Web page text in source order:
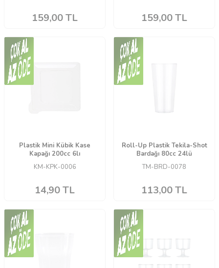
159,00TL 159,00TL
Plastik Mini Kübik Kase
Kapağı 200cc 6lı
KM-KPK-0006
14,90TL
Roll-Up Plastik Tekila-Shot
Bardağı 80cc 24lü
TM-BRD-0078
113,00TL